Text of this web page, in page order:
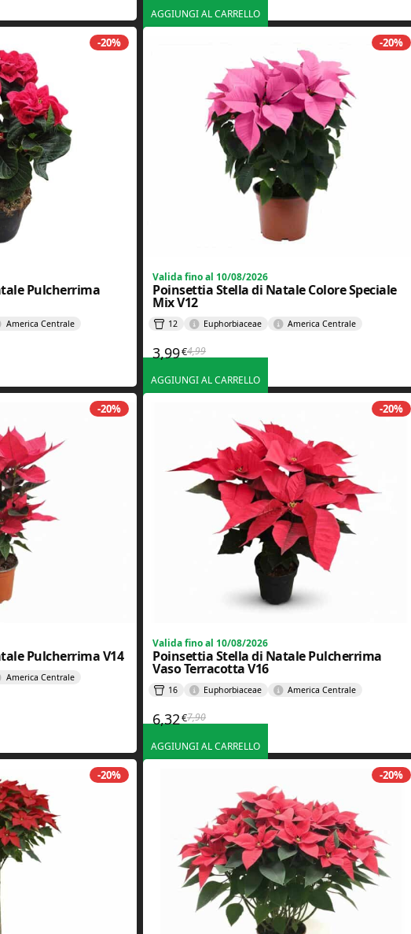
AGGIUNGI AL CARRELLO
-20%
Pulcherrima
America Centrale
4,99€.
-20%
Valida fino al 10/08/2026
Poinsettia Stella di Natale Colore Speciale
Mix V12
12 Euphorbiaceae America Centrale
4,99Il prezzo originale era: 4,99€.
3,99€ Il prezzo attuale è: 3,99€.
AGGIUNGI AL CARRELLO
-20%
Pulcherrima V14
America Centrale
5,99€.
-20%
Valida fino al 10/08/2026
Poinsettia Stella di Natale Pulcherrima
Vaso Terracotta V16
16 Euphorbiaceae America Centrale
7,90Il prezzo originale era: 7,90€.
6,32€ Il prezzo attuale è: 6,32€.
AGGIUNGI AL CARRELLO
-20% -20%